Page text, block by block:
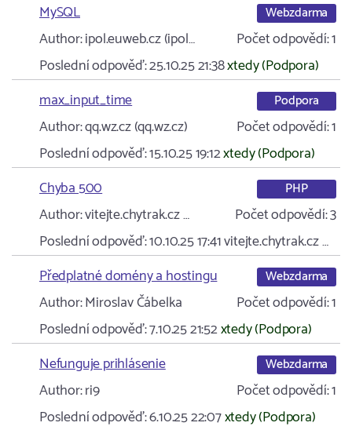
MySQL
Webzdarma
Author:ipol.euweb.cz (ipol… Počet odpovědí:1
Poslední odpověď:25.10.25 21:38xtedy (Podpora)
max_input_time
Podpora
Author:qq.wz.cz (qq.wz.cz) Počet odpovědí:1
Poslední odpověď:15.10.25 19:12xtedy (Podpora)
Chyba 500
PHP
Author:vitejte.chytrak.cz … Počet odpovědí:3
Poslední odpověď:10.10.25 17:41vitejte.chytrak.cz …
Předplatné domény a hostingu
Webzdarma
Author:Miroslav Čábelka Počet odpovědí:1
Poslední odpověď:7.10.25 21:52xtedy (Podpora)
Nefunguje prihlásenie
Webzdarma
Author:ri9 Počet odpovědí:1
Poslední odpověď:6.10.25 22:07xtedy (Podpora)